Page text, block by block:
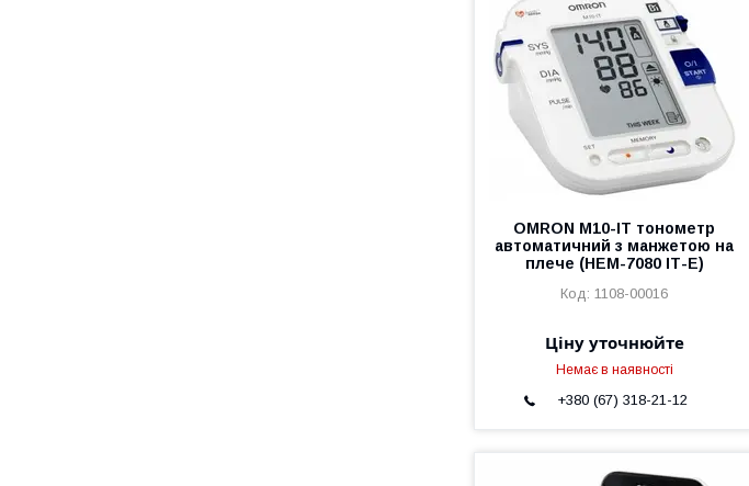
OMRON M10-IT тонометр
автоматичний з манжетою на
плече (НЕМ-7080 ІТ-Е)
1108-00016
Ціну уточнюйте
Немає в наявності
+380 (67) 318-21-12